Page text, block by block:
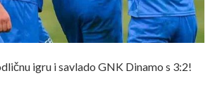
igru i savlado GNK Dinamo s 3:2!